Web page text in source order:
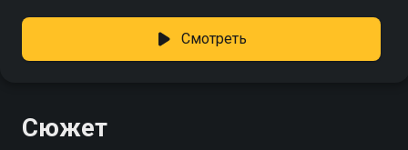
Смотреть
Сюжет